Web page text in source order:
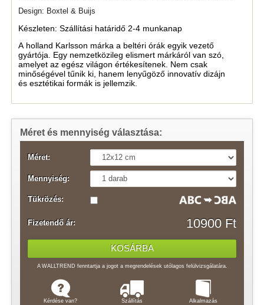
Design: Boxtel & Buijs
Készleten: Szállítási határidő 2-4 munkanap
A holland Karlsson márka a beltéri órák egyik vezető
gyártója. Egy nemzetközileg elismert márkáról van szó,
amelyet az egész világon értékesítenek. Nem csak
minőségével tűnik ki, hanem lenyűgöző innovatív dizájn
és esztétikai formák is jellemzik.
Méret és mennyiség választása:
Méret:
Mennyiség:
Tükrözés:
Fizetendő ár: 10900 Ft
A WALLTREND fenntartja a jogot a megrendelések utólagos felülvizsgálatára.
Kérdése van? Szállítás Alkalmazás